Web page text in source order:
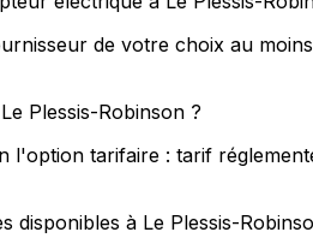
de votre choix au
Plessis-Robinson ?
l'option tarifaire : tarif
disponibles à Le Plessis-